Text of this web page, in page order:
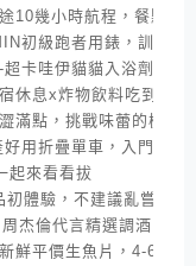
10幾小時航程，餐點與
初級跑者用錶，訓練與
卡哇伊貓貓入浴劑，舒
休息x炸物飲料吃到飽
滿點，挑戰味蕾的極限
好用折疊單車，入門款價
起來看看拔
體驗，不建議亂嘗試
杰倫代言精選調酒，淡
鮮平價生魚片，4-6月還